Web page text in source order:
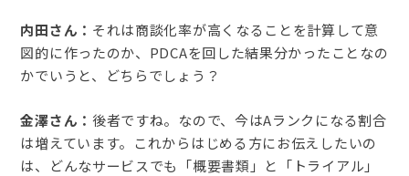
内田さん： それは商談化率が高くなることを計算して意
図的に作ったのか、PDCAを回した結果分かったことなの
かでいうと、どちらでしょう？
金澤さん： 後者ですね。なので、今はAランクになる割合
は増えています。これからはじめる方にお伝えしたいの
は、どんなサービスでも「概要書類」と「トライアル」